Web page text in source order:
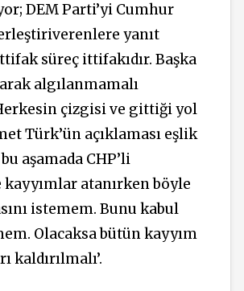
DEM Parti’yi Cumhur
yanıt
süreç ittifakıdır. Başka
algılanmamalı
çizgisi ve gittiği yol
Türk’ün açıklaması eşlik
aşamada CHP’li
atanırken böyle
istemem. Bunu kabul
Olacaksa bütün kayyım
kaldırılmalı’.